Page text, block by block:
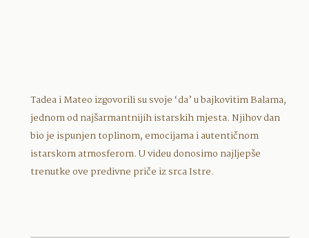
Tadea i Mateo izgovorili su svoje ‘da’ u bajkovitim Balama,
jednom od najšarmantnijih istarskih mjesta. Njihov dan
bio je ispunjen toplinom, emocijama i autentičnom
istarskom atmosferom. U videu donosimo najljepše
trenutke ove predivne priče iz srca Istre.